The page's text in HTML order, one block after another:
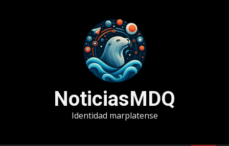
NoticiasMDQ
Identidad marplatense